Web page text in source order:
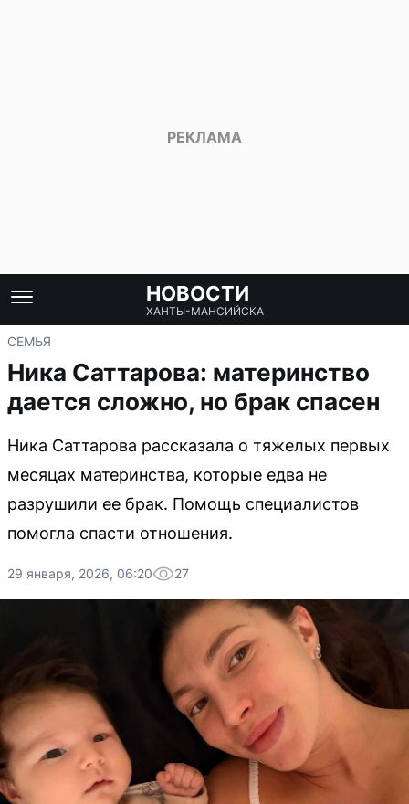
НОВОСТИ
ХАНТЫ-МАНСИЙСКА
СЕМЬЯ
Ника Саттарова: материнство
дается сложно, но брак спасен
Ника Саттарова рассказала о тяжелых первых
месяцах материнства, которые едва не
разрушили ее брак. Помощь специалистов
помогла спасти отношения.
29 января, 2026, 06:20 27